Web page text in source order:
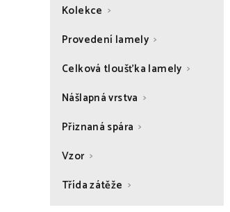
Kolekce
Provedení lamely
Celková tloušťka lamely
Nášlapná vrstva
Přiznaná spára
Vzor
Třída zátěže